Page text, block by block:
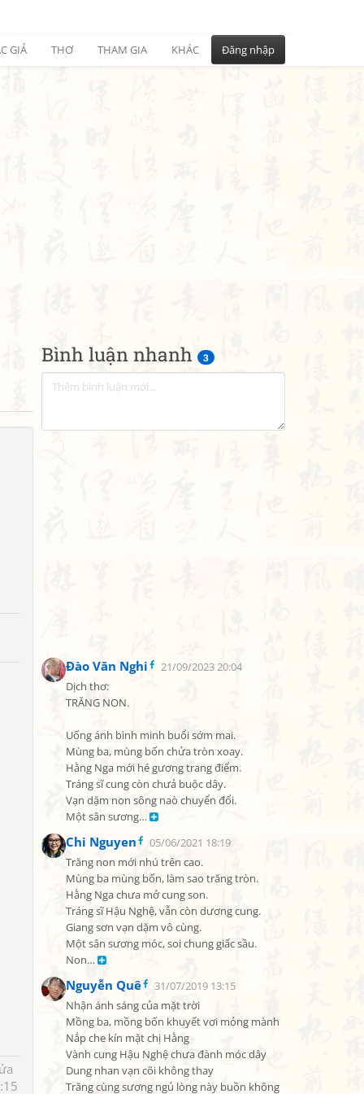
GIẢ THƠ THAM GIA KHÁC Đăng nhập
Bình luận nhanh 3
Đào Văn Nghi
21/09/2023 20:04
Dịch thơ:
TRĂNG NON.
Uống ánh bình minh buổi sớm mai.
Mùng ba, mùng bốn chửa tròn xoay.
Hằng Nga mới hé gương trang điểm.
Tráng sĩ cung còn chưả buộc dây.
Vạn dặm non sông naò chuyển đổi.
Một sân sương…
Chi Nguyen
05/06/2021 18:19
Trăng non mới nhú trên cao.
Mùng ba mùng bốn, làm sao trăng tròn.
Hằng Nga chưa mở cung son.
Tráng sĩ Hậu Nghệ, vẫn còn dương cung.
Giang sơn vạn dặm vô cùng.
Một sân sương móc, soi chung giấc sầu.
Non…
Nguyễn Quê
31/07/2019 13:15
Nhận ánh sáng của mặt trời
Mồng ba, mồng bốn khuyết vơi mỏng mành
Nắp che kín mặt chị Hằng
Vành cung Hậu Nghệ chưa đành móc dây
Dung nhan vạn cõi không thay
Trăng cùng sương ngủ lòng này buồn không